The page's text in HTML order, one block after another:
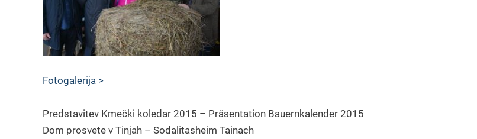
Fotogalerija >
Predstavitev Kmečki koledar 2015 – Präsentation Bauernkalender 2015
Dom prosvete v Tinjah – Sodalitasheim Tainach